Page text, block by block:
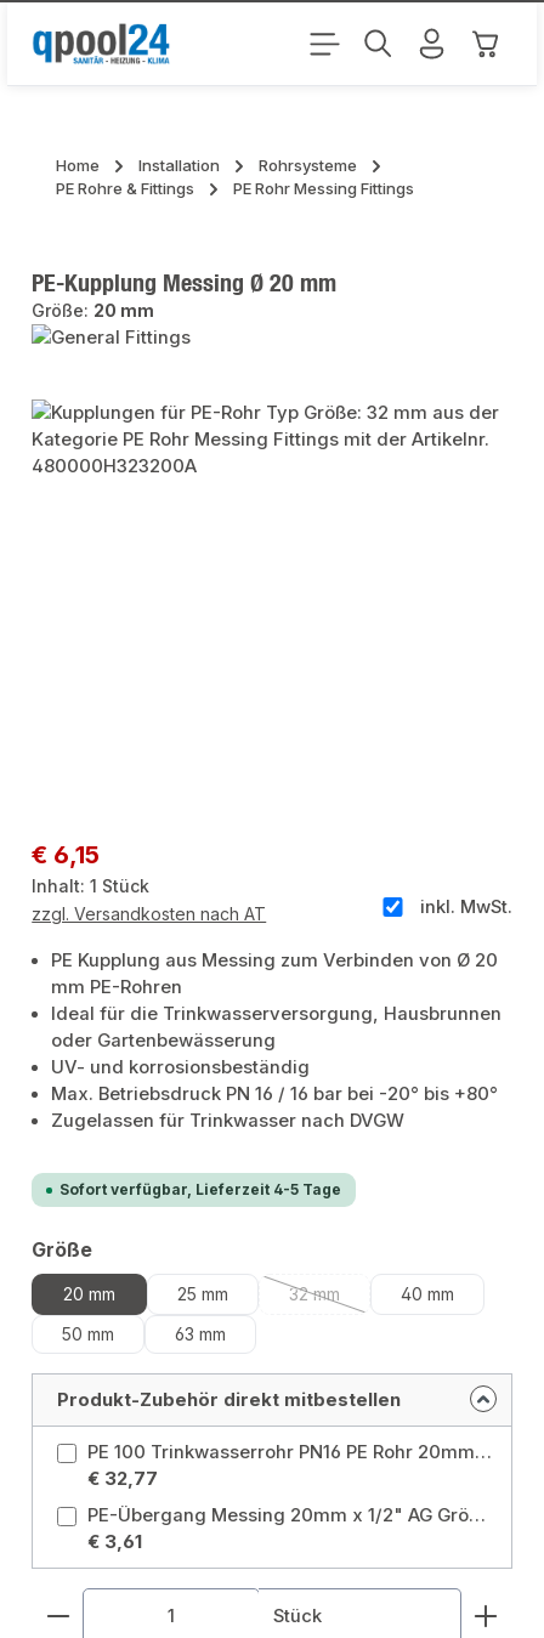
Zum Hauptinhalt springen
Home Installation
Rohrsysteme
PE Rohre & Fittings
PE Rohr Messing Fittings
PE-Kupplung Messing Ø 20 mm
Größe: 20 mm
Bildergalerie überspringen
Regulärer Preis:
€ 6,15
Inhalt:1 Stück
inkl. MwSt.
zzgl. Versandkosten nach AT
PE Kupplung aus Messing zum Verbinden von Ø 20
mm PE-Rohren
Ideal für die Trinkwasserversorgung, Hausbrunnen
oder Gartenbewässerung
UV- und korrosionsbeständig
Max. Betriebsdruck PN 16 / 16 bar bei -20° bis +80°
Zugelassen für Trinkwasser nach DVGW
Sofort verfügbar, Lieferzeit 4-5 Tage
Größeauswählen
20 mm 25 mm 32 mm
(Diese Option ist zurzeit nicht
40 mm
50 mm
63 mm
Produkt-Zubehör direkt mitbestellen
PE 100 Trinkwasserrohr PN16 PE Rohr 20mm 1/2" 50m DVGW Größe: Ø20 mm x 50 m
€ 32,77
PE-Übergang Messing 20mm x 1/2" AG Größe: 20 mm
€ 3,61
Produkt Anzahl: Gib den gewünschten Wert
Stück